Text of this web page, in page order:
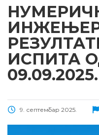
ИСПИТА
9. септембар 2025.